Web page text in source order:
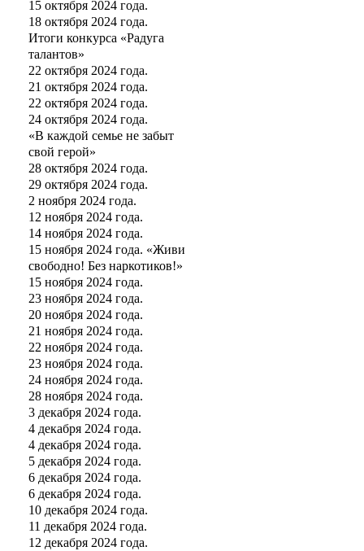
15 октября 2024 года.
18 октября 2024 года.
Итоги конкурса «Радуга
талантов»
22 октября 2024 года.
21 октября 2024 года.
22 октября 2024 года.
24 октября 2024 года.
«В каждой семье не забыт
свой герой»
28 октября 2024 года.
29 октября 2024 года.
2 ноября 2024 года.
12 ноября 2024 года.
14 ноября 2024 года.
15 ноября 2024 года. «Живи
свободно! Без наркотиков!»
15 ноября 2024 года.
23 ноября 2024 года.
20 ноября 2024 года.
21 ноября 2024 года.
22 ноября 2024 года.
23 ноября 2024 года.
24 ноября 2024 года.
28 ноября 2024 года.
3 декабря 2024 года.
4 декабря 2024 года.
4 декабря 2024 года.
5 декабря 2024 года.
6 декабря 2024 года.
6 декабря 2024 года.
10 декабря 2024 года.
11 декабря 2024 года.
12 декабря 2024 года.